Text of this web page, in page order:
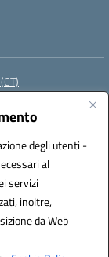
degli utenti -
al
servizi
inoltre,
da Web
S.r.l.